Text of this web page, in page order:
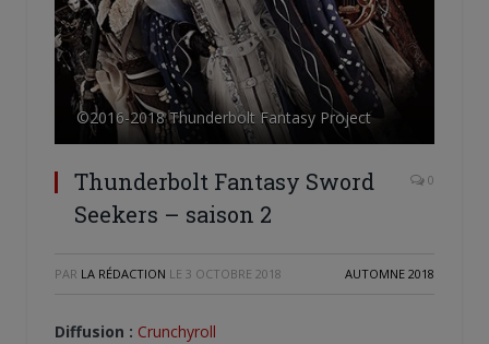
©2016-2018 Thunderbolt Fantasy Project
Thunderbolt Fantasy Sword
Seekers – saison 2
0
PAR LA RÉDACTION LE 3 OCTOBRE 2018 AUTOMNE 2018
Diffusion : Crunchyroll